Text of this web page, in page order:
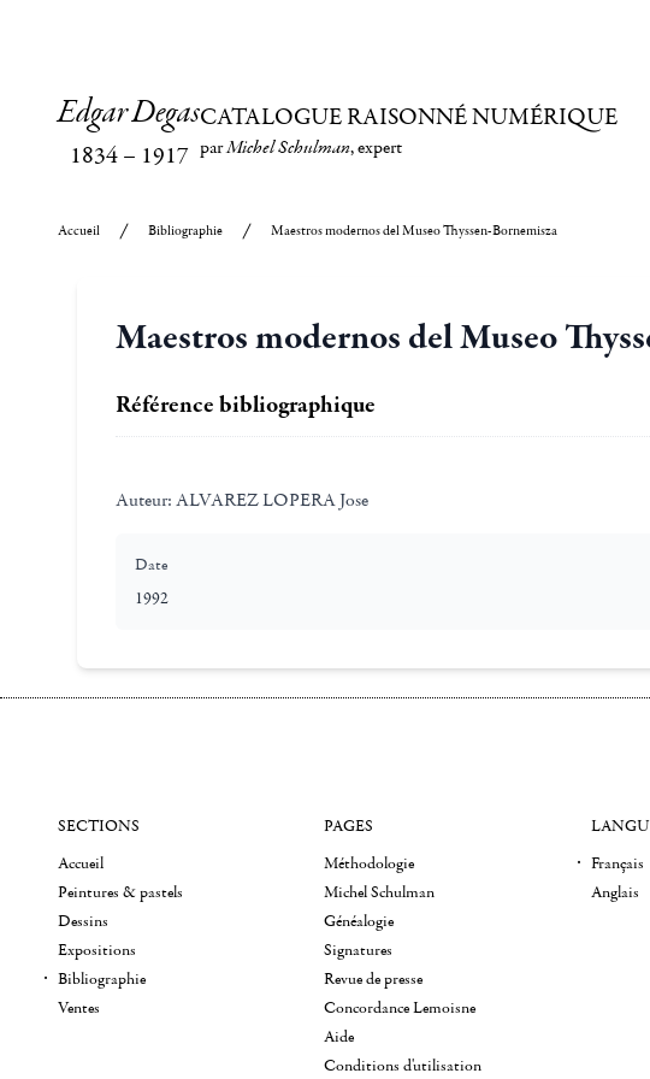
Edgar Degas
1834– 1917
CATALOGUE RAISONNÉ NUMÉRIQUE
parMichel Schulman, expert
Accueil Bibliographie Maestros modernos del Museo Thyssen-Bornemisza
Maestros modernos del Museo
Référence bibliographique
Auteur: ALVAREZ LOPERA Jose
Date
1992
SECTIONS
Accueil
Peintures & pastels
Dessins
Expositions
Bibliographie
Ventes
PAGES
Méthodologie
Michel Schulman
Généalogie
Signatures
Revue de presse
Concordance Lemoisne
Aide
Conditions d'utilisation
Français
Anglais